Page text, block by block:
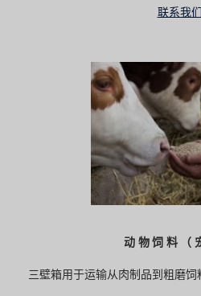
联系我们
动物饲料（
三壁箱用于运输从肉制品到粗磨饲